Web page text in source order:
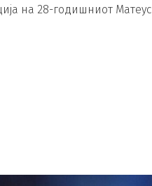
на 28-годишниот Матеус